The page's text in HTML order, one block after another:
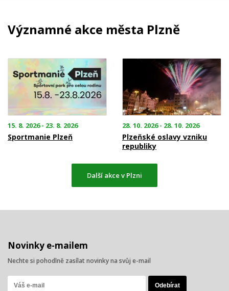
Významné akce města Plzně
15. 8. 2026 - 23. 8. 2026
Sportmanie Plzeň
28. 10. 2026 - 28. 10. 2026
Plzeňské oslavy vzniku
republiky
Další akce v Plzni
Novinky e-mailem
Nechte si pohodlně zasílat novinky na svůj e-mail